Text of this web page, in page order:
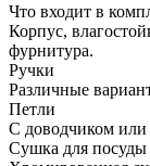
Что входит в
Корпус,
фурнитура.
Ручки
Различные
Петли
С доводчиком или
Сушка для посуды